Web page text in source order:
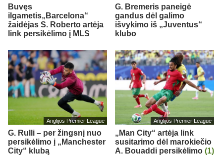
Buvęs
ilgametis„Barcelona“
žaidėjas S. Roberto artėja
link persikėlimo į MLS
G. Bremeris paneigė
gandus dėl galimo
išvykimo iš „Juventus“
klubo
Anglijos Premier League
G. Rulli – per žingsnį nuo
persikėlimo į „Manchester
City“ klubą
Anglijos Premier League
„Man City“ artėja link
susitarimo dėl marokiečio
A. Bouaddi persikėlimo (1)